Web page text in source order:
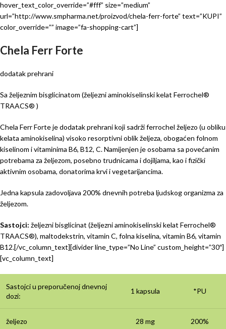
hover_text_color_override=”#fff” size=”medium”
url=”http://www.smpharma.net/proizvod/chela-ferr-forte” text=”KUPI”
color_override=”” image=”fa-shopping-cart”]
Chela Ferr Forte
dodatak prehrani
Sa željeznim bisglicinatom (željezni aminokiselinski kelat Ferrochel®
TRAACS® )
Chela Ferr Forte je dodatak prehrani koji sadrži ferrochel željezo (u obliku
kelata aminokiselina) visoko resorptivni oblik željeza, obogaćen folnom
kiselinom i vitaminima B6, B12, C. Namijenjen je osobama sa povećanim
potrebama za željezom, posebno trudnicama i dojiljama, kao i fizički
aktivnim osobama, donatorima krvi i vegetarijancima.
Jedna kapsula zadovoljava 200% dnevnih potreba ljudskog organizma za
željezom.
Sastojci: željezni bisglicinat (željezni aminokiselinski kelat Ferrochel®
TRAACS®), maltodekstrin, vitamin C, folna kiselina, vitamin B6, vitamin
B12.[/vc_column_text][divider line_type=”No Line” custom_height=”30″]
[vc_column_text]
Sastojci u preporučenoj dnevnoj
dozi:
1 kapsula *PU
željezo 28 mg 200%